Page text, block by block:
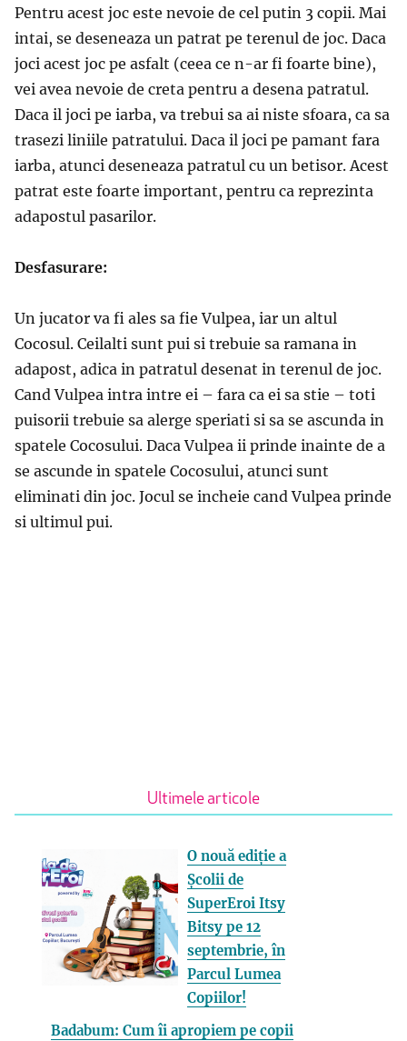
Pentru acest joc este nevoie de cel putin 3 copii. Mai
intai, se deseneaza un patrat pe terenul de joc. Daca
joci acest joc pe asfalt (ceea ce n-ar fi foarte bine),
vei avea nevoie de creta pentru a desena patratul.
Daca il joci pe iarba, va trebui sa ai niste sfoara, ca sa
trasezi liniile patratului. Daca il joci pe pamant fara
iarba, atunci deseneaza patratul cu un betisor. Acest
patrat este foarte important, pentru ca reprezinta
adapostul pasarilor.
Desfasurare:
Un jucator va fi ales sa fie Vulpea, iar un altul
Cocosul. Ceilalti sunt pui si trebuie sa ramana in
adapost, adica in patratul desenat in terenul de joc.
Cand Vulpea intra intre ei – fara ca ei sa stie – toti
puisorii trebuie sa alerge speriati si sa se ascunda in
spatele Cocosului. Daca Vulpea ii prinde inainte de a
se ascunde in spatele Cocosului, atunci sunt
eliminati din joc. Jocul se incheie cand Vulpea prinde
si ultimul pui.
Ultimele articole
O nouă ediție a
Școlii de
SuperEroi Itsy
Bitsy pe 12
septembrie, în
Parcul Lumea
Copiilor!
Badabum: Cum îi apropiem pe copii